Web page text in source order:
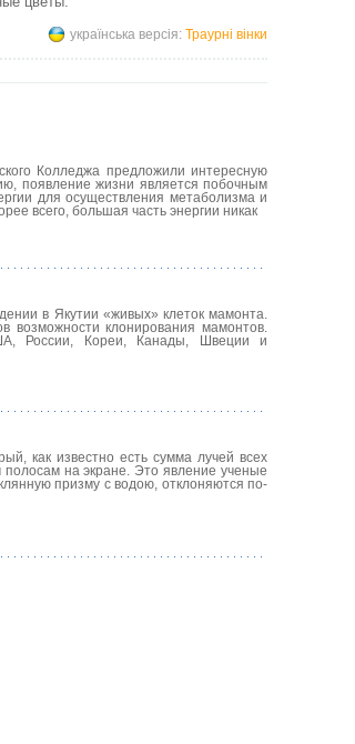
українська версія: Траурні вінки
Колледжа предложили интересную
появление жизни является побочным
для осуществления метаболизма и
всего, большая часть энергии никак
в Якутии «живых» клеток мамонта.
возможности клонирования мамонтов.
России, Кореи, Канады, Швеции и
как известно есть сумма лучей всех
на экране. Это явление ученые
призму с водою, отклоняются по-